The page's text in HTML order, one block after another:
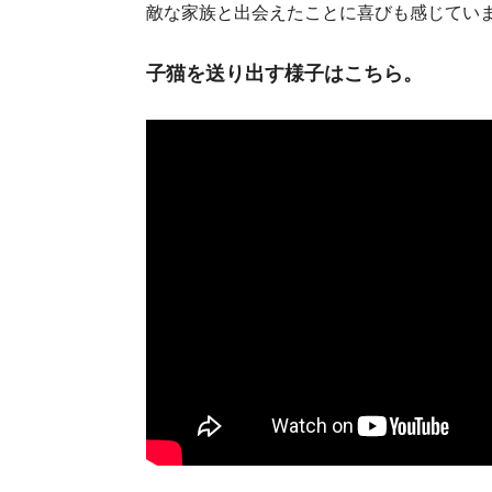
敵な家族と出会えたことに喜びも感じてい
子猫を送り出す様子はこちら。